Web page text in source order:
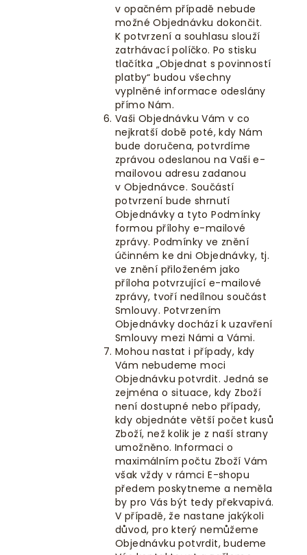
v opačném případě nebude
možné Objednávku dokončit.
K potvrzení a souhlasu slouží
zatrhávací políčko. Po stisku
tlačítka „Objednat s povinností
platby“ budou všechny
vyplněné informace odeslány
přímo Nám.
Vaši Objednávku Vám v co
nejkratší době poté, kdy Nám
bude doručena, potvrdíme
zprávou odeslanou na Vaši e-
mailovou adresu zadanou
v Objednávce. Součástí
potvrzení bude shrnutí
Objednávky a tyto Podmínky
formou přílohy e-mailové
zprávy. Podmínky ve znění
účinném ke dni Objednávky, tj.
ve znění přiloženém jako
příloha potvrzující e-mailové
zprávy, tvoří nedílnou součást
Smlouvy. Potvrzením
Objednávky dochází k uzavření
Smlouvy mezi Námi a Vámi.
Mohou nastat i případy, kdy
Vám nebudeme moci
Objednávku potvrdit. Jedná se
zejména o situace, kdy Zboží
není dostupné nebo případy,
kdy objednáte větší počet kusů
Zboží, než kolik je z naší strany
umožněno. Informaci o
maximálním počtu Zboží Vám
však vždy v rámci E-shopu
předem poskytneme a neměla
by pro Vás být tedy překvapivá.
V případě, že nastane jakýkoli
důvod, pro který nemůžeme
Objednávku potvrdit, budeme